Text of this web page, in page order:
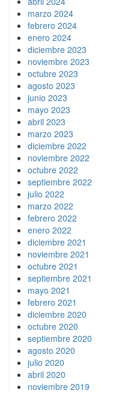
marzo 2024
febrero 2024
enero 2024
diciembre 2023
noviembre 2023
octubre 2023
agosto 2023
junio 2023
mayo 2023
abril 2023
marzo 2023
diciembre 2022
noviembre 2022
octubre 2022
septiembre 2022
julio 2022
marzo 2022
febrero 2022
enero 2022
diciembre 2021
noviembre 2021
octubre 2021
septiembre 2021
mayo 2021
febrero 2021
diciembre 2020
octubre 2020
septiembre 2020
agosto 2020
julio 2020
abril 2020
noviembre 2019